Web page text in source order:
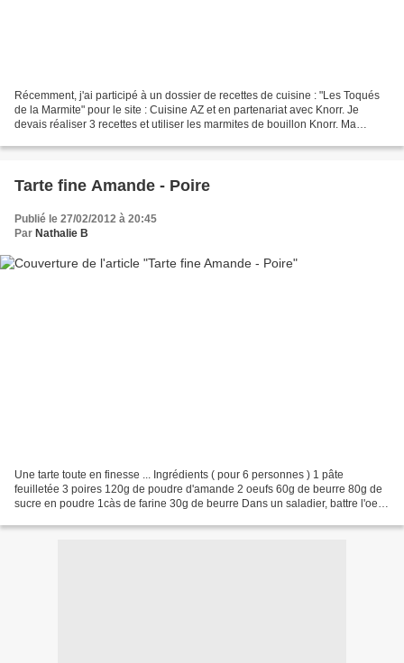
Récemment, j'ai participé à un dossier de recettes de cuisine : "Les Toqués
de la Marmite" pour le site : Cuisine AZ et en partenariat avec Knorr. Je
devais réaliser 3 recettes et utiliser les marmites de bouillon Knorr. Ma
Tarte fine Amande - Poire
Publié le 27/02/2012 à 20:45
Par Nathalie B
Une tarte toute en finesse ... Ingrédients ( pour 6 personnes ) 1 pâte
feuilletée 3 poires 120g de poudre d'amande 2 oeufs 60g de beurre 80g de
sucre en poudre 1càs de farine 30g de beurre Dans un saladier, battre l'oeuf.